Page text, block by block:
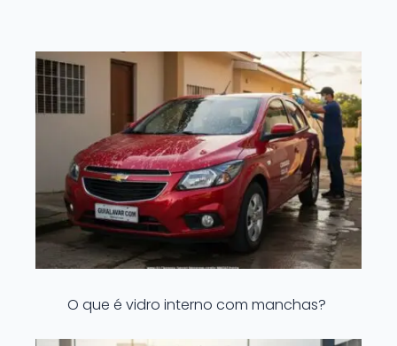
O que é vidro interno com manchas?